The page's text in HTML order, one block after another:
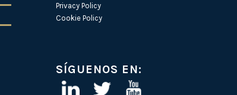
Privacy Policy
Cookie Policy
SÍGUENOS EN: